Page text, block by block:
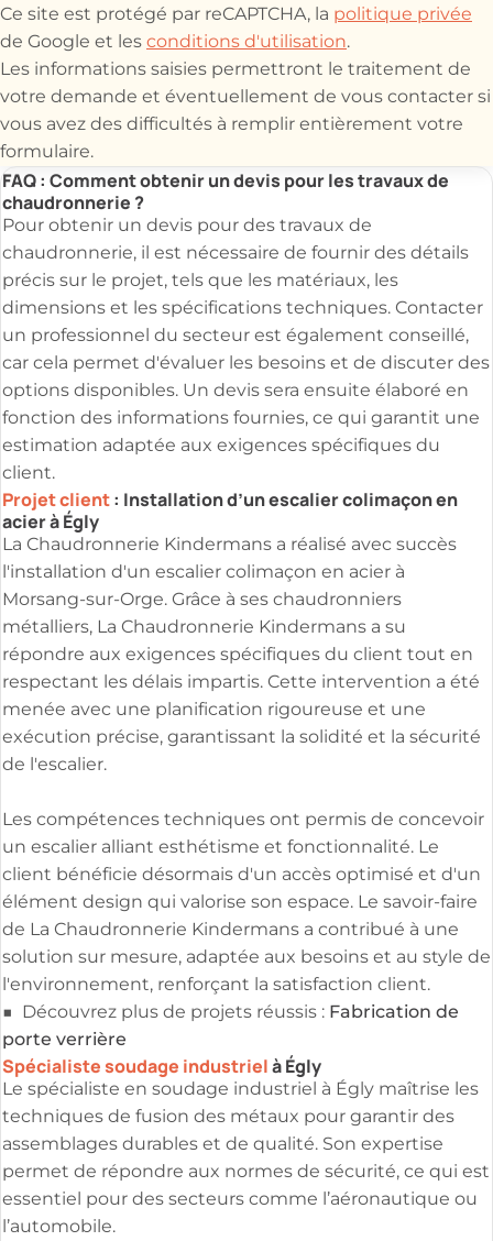
Ce site est protégé par reCAPTCHA, la politique privée
de Google et lesconditions d'utilisation.
Les informations saisies permettront le traitement de
votre demande et éventuellement de vous contacter si
vous avez des difficultés à remplir entièrement votre
formulaire.
FAQ : Comment obtenir un devis pour les travaux de
chaudronnerie ?
Pour obtenir un devis pour des travaux de
chaudronnerie, il est nécessaire de fournir des détails
précis sur le projet, tels que les matériaux, les
dimensions et les spécifications techniques. Contacter
un professionnel du secteur est également conseillé,
car cela permet d'évaluer les besoins et de discuter des
options disponibles. Un devis sera ensuite élaboré en
fonction des informations fournies, ce qui garantit une
estimation adaptée aux exigences spécifiques du
client.
Projet client: Installation d’un escalier colimaçon en
acier à Égly
La Chaudronnerie Kindermans a réalisé avec succès
l'installation d'un escalier colimaçon en acier à
Morsang-sur-Orge. Grâce à ses chaudronniers
métalliers, La Chaudronnerie Kindermans a su
répondre aux exigences spécifiques du client tout en
respectant les délais impartis. Cette intervention a été
menée avec une planification rigoureuse et une
exécution précise, garantissant la solidité et la sécurité
de l'escalier.
Les compétences techniques ont permis de concevoir
un escalier alliant esthétisme et fonctionnalité. Le
client bénéficie désormais d'un accès optimisé et d'un
élément design qui valorise son espace. Le savoir-faire
de La Chaudronnerie Kindermans a contribué à une
solution sur mesure, adaptée aux besoins et au style de
l'environnement, renforçant la satisfaction client.
■ Découvrez plus de projets réussis : Fabrication de
porte verrière
Spécialiste soudage industrielà Égly
Le spécialiste en soudage industriel à Égly maîtrise les
techniques de fusion des métaux pour garantir des
assemblages durables et de qualité. Son expertise
permet de répondre aux normes de sécurité, ce qui est
essentiel pour des secteurs comme l’aéronautique ou
l’automobile.